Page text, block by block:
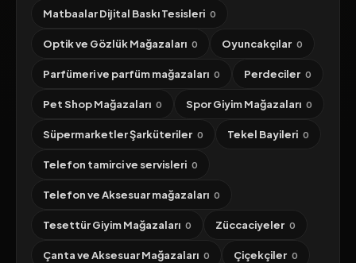
Matbaalar Dijital Baskı Tesisleri 0
Optik ve Gözlük Mağazaları 0 Oyuncakçılar 0
Parfümeri ve parfüm mağazaları 0 Perdeciler 0
Pet Shop Mağazaları 0 Spor Giyim Mağazaları 0
Süpermarketler Şarküteriler 0 Tekel Bayileri 0
Telefon tamirci ve servisleri 0
Telefon ve Aksesuar mağazaları 0
Tesettür Giyim Mağazaları 0 Züccaciyeler 0
Çanta ve Aksesuar Mağazaları 0 Çiçekçiler 0